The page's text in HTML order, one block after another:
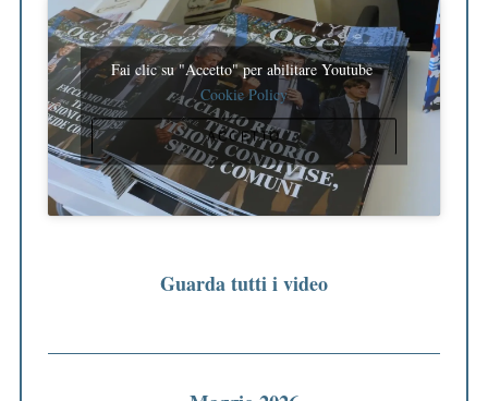
Fai clic su "Accetto" per abilitare Youtube
Cookie Policy
ACCETTO
Guarda tutti i video